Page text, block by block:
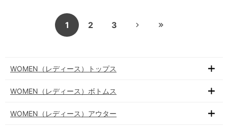
1 2 3
WOMEN（レディース）トップス
WOMEN（レディース）ボトムス
WOMEN（レディース）アウター